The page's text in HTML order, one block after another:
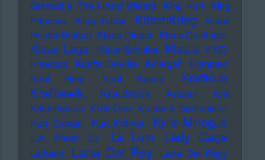
Gizzard & The Lizard Wizard KIng Kurt KIng
Princess
KIng Tubby KItschKrieg
Klaas
Heufer-Umlauf Klaus Dinger Klaus Doldinger
Klaus Lage Klaus Schulze Klez.e KMD
Kneecap Koefte DeVille Kollegah Kompakt
Kool Herc
Kool Savas Kraftklub
Kraftwerk Krautrock Kreator
Kris
Kristofferson KRS-One Kruder & Dorfmeister
Kurt Cobain
Kurt Krömer Kylie Minogue
L.A. Priest L7 La Lom Lady Gaga
Laibach Lana Del Rey
Lana Del Reyy